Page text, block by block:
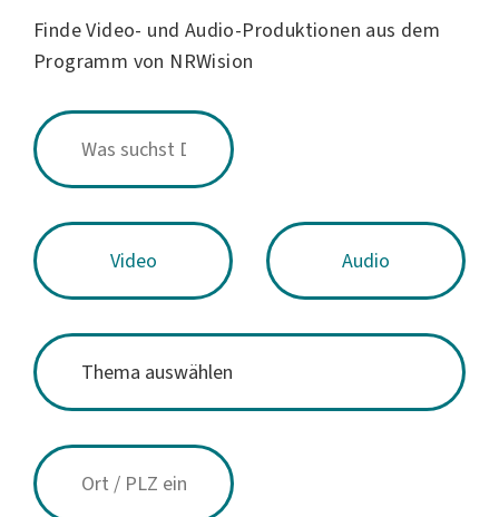
Finde Video- und Audio-Produktionen aus dem
Programm von NRWision
Video Audio